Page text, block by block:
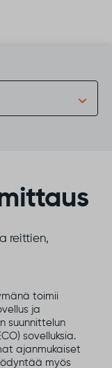
reittien,
toimii
ja
suunnittelun
sovelluksia.
ajanmukaiset
myös